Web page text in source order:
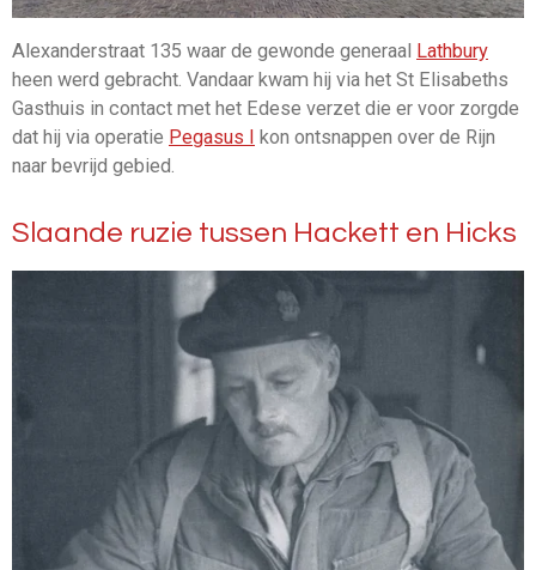
Alexanderstraat 135 waar de gewonde generaal Lathbury
heen werd gebracht. Vandaar kwam hij via het St Elisabeths
Gasthuis in contact met het Edese verzet die er voor zorgde
dat hij via operatie Pegasus I
kon ontsnappen over de Rijn
naar bevrijd gebied.
Slaande ruzie tussen Hackett en Hicks